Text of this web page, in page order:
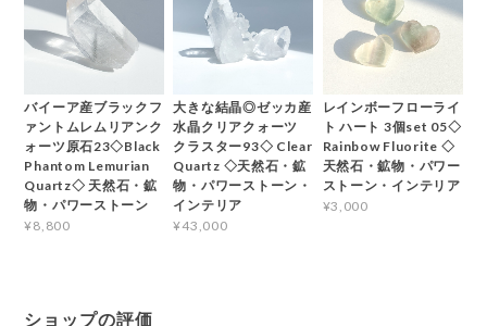
バイーア産ブラックフ
ァントムレムリアンク
ォーツ原石23◇Black
Phantom Lemurian
Quartz◇ 天然石・鉱
物・パワーストーン
¥8,800
大きな結晶◎ゼッカ産
水晶クリアクォーツ
クラスター93◇ Clear
Quartz ◇天然石・鉱
物・パワーストーン・
インテリア
¥43,000
レインボーフローライ
ト ハート 3個set 05◇
Rainbow Fluorite ◇
天然石・鉱物・パワー
ストーン・インテリア
¥3,000
ショップの評価